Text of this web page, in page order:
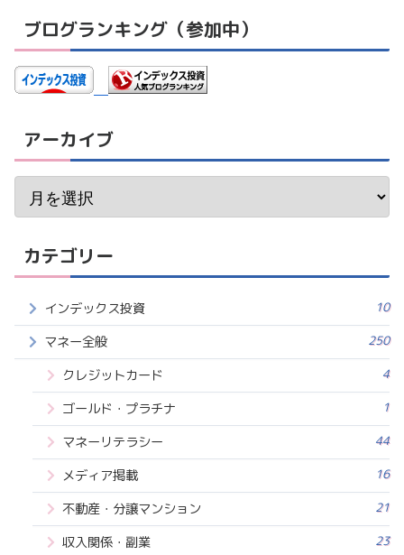
ブログランキング（参加中）
アーカイブ
カテゴリー
インデックス投資 10
マネー全般 250
クレジットカード 4
ゴールド・プラチナ 1
マネーリテラシー 44
メディア掲載 16
不動産・分譲マンション 21
収入関係・副業 23